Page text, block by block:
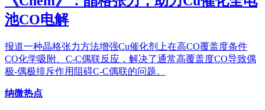
池CO电解
报道一种晶格张力方法增强Cu催化剂上在高CO覆盖度条件
CO化学吸附、C-C偶联反应，解决了通常高覆盖度CO导致偶
极-偶极排斥作用阻碍C-C偶联的问题。
纳微热点